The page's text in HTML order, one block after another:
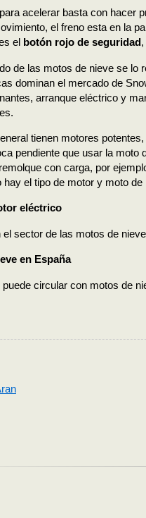
acelerar basta con hacer
el freno esta en la
el botón rojo de seguridad
de las motos de nieve se
dominan el mercado de
arranque eléctrico y
tienen motores
pendiente que usar la
con carga, por
el tipo de motor y moto
eléctrico
el sector de las motos de
en España
circular con motos de